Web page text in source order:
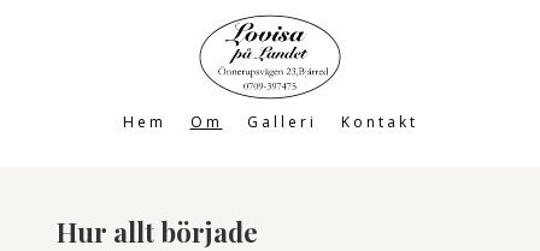
Hem Om Galleri Kontakt
Hur allt började